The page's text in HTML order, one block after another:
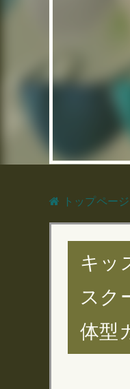
トップペー
キッ
スク
体型